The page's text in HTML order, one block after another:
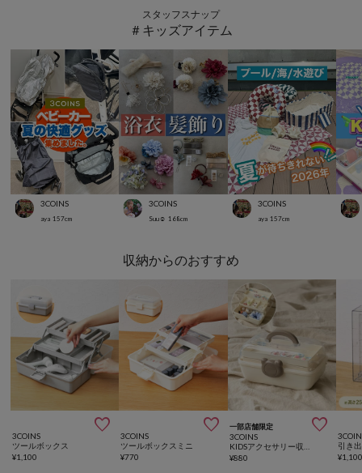
スタッフスナップ
＃キッズアイテム
3COINS
aya 157cm
3COINS
Suu☺︎ 168cm
3COINS
aya 157cm
収納からのおすすめ

3COINS
ツールボックス
¥1,100

3COINS
ツールボックスミニ
¥770
一部店舗限定 
3COINS
¥880 ¥